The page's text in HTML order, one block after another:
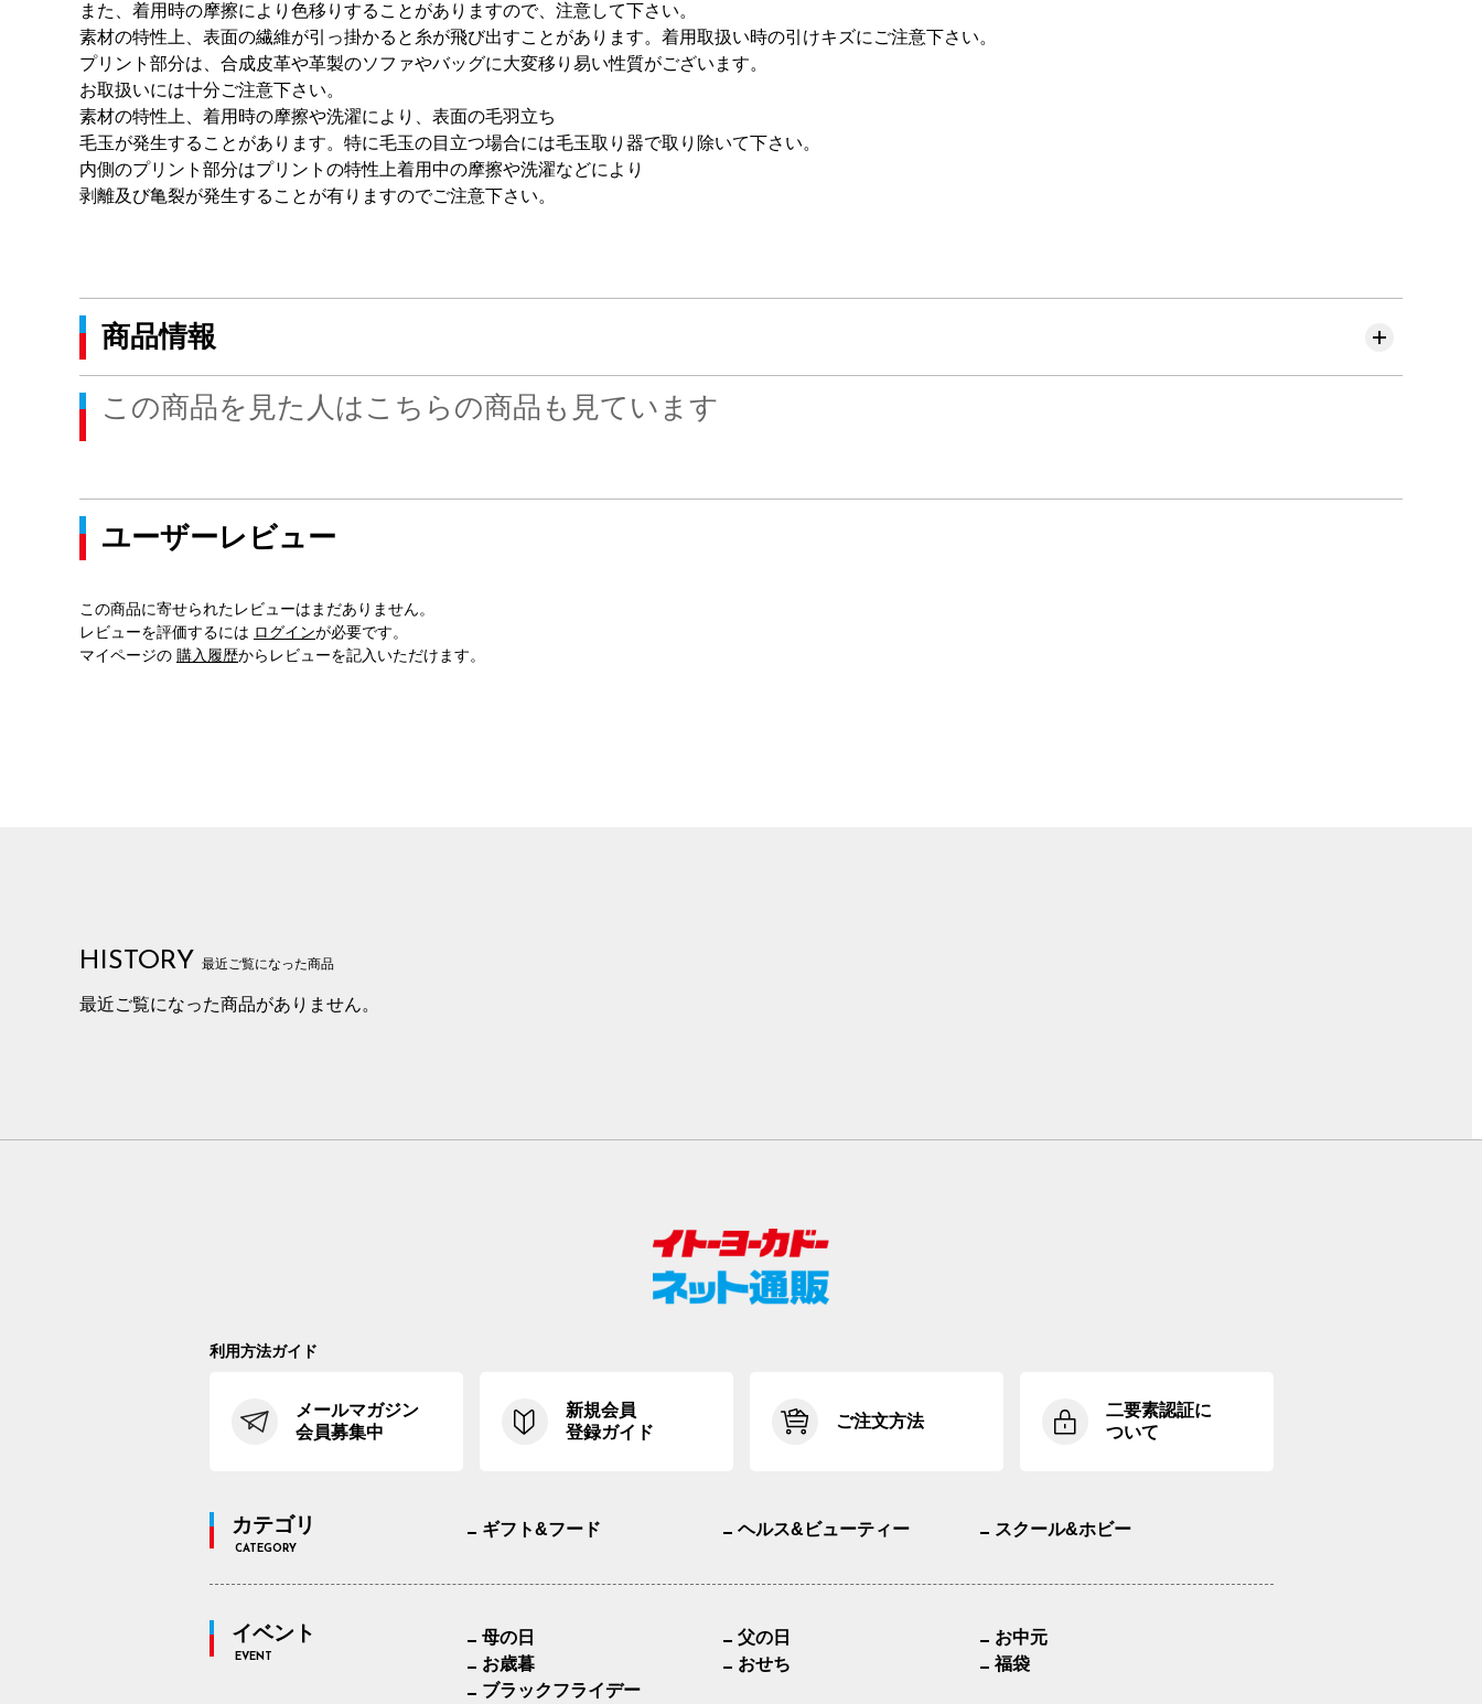
また、着用時の摩擦により色移りすることがありますので、注意して下さい。
素材の特性上、表面の繊維が引っ掛かると糸が飛び出すことがあります。着用取扱い時の引けキズにご注意下さい。
プリント部分は、合成皮革や革製のソファやバッグに大変移り易い性質がございます。
お取扱いには十分ご注意下さい。
素材の特性上、着用時の摩擦や洗濯により、表面の毛羽立ち
毛玉が発生することがあります。特に毛玉の目立つ場合には毛玉取り器で取り除いて下さい。
内側のプリント部分はプリントの特性上着用中の摩擦や洗濯などにより
剥離及び亀裂が発生することが有りますのでご注意下さい。
商品情報
この商品を見た人はこちらの商品も見ています
ユーザーレビュー
この商品に寄せられたレビューはまだありません。
レビューを評価するには ログインが必要です。
マイページの 購入履歴からレビューを記入いただけます。
HISTORY 最近ご覧になった商品
最近ご覧になった商品がありません。
利用方法ガイド
メールマガジン
会員募集中
新規会員
登録ガイド
ご注文方法
二要素認証に
ついて
カテゴリ
CATEGORY
ギフト&フード ヘルス&ビューティー スクール&ホビー
イベント
EVENT
母の日 父の日
お中元
お歳暮
おせち
福袋
ブラックフライデー